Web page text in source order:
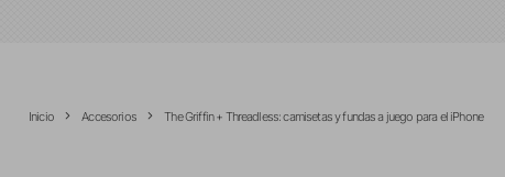
Inicio Accesorios The Griffin + Threadless: camisetas y fundas a juego para el iPhone